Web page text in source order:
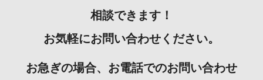
相談できます！
お気軽にお問い合わせください。
お急ぎの場合、お電話でのお問い合わせ